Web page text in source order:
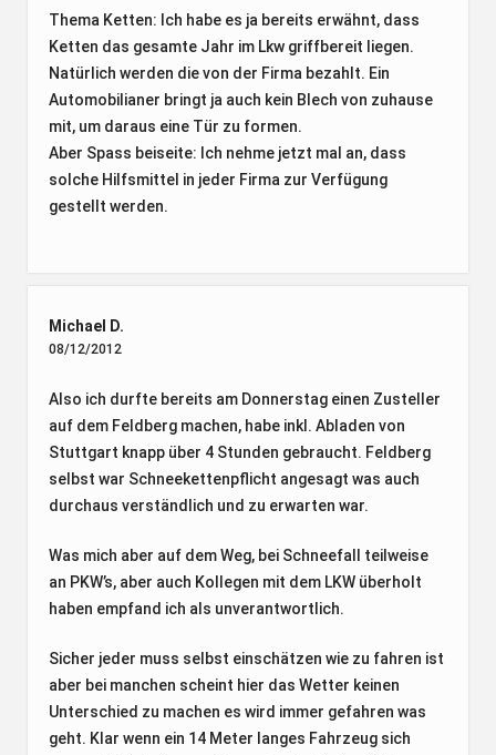
Thema Ketten: Ich habe es ja bereits erwähnt, dass
Ketten das gesamte Jahr im Lkw griffbereit liegen.
Natürlich werden die von der Firma bezahlt. Ein
Automobilianer bringt ja auch kein Blech von zuhause
mit, um daraus eine Tür zu formen.
Aber Spass beiseite: Ich nehme jetzt mal an, dass
solche Hilfsmittel in jeder Firma zur Verfügung
gestellt werden.
Michael D.
08/12/2012
Also ich durfte bereits am Donnerstag einen Zusteller
auf dem Feldberg machen, habe inkl. Abladen von
Stuttgart knapp über 4 Stunden gebraucht. Feldberg
selbst war Schneekettenpflicht angesagt was auch
durchaus verständlich und zu erwarten war.
Was mich aber auf dem Weg, bei Schneefall teilweise
an PKW’s, aber auch Kollegen mit dem LKW überholt
haben empfand ich als unverantwortlich.
Sicher jeder muss selbst einschätzen wie zu fahren ist
aber bei manchen scheint hier das Wetter keinen
Unterschied zu machen es wird immer gefahren was
geht. Klar wenn ein 14 Meter langes Fahrzeug sich